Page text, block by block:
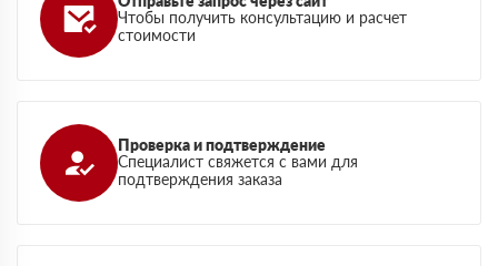
Чтобы получить консультацию и расчет
стоимости
Проверка и подтверждение
Специалист свяжется с вами для
подтверждения заказа